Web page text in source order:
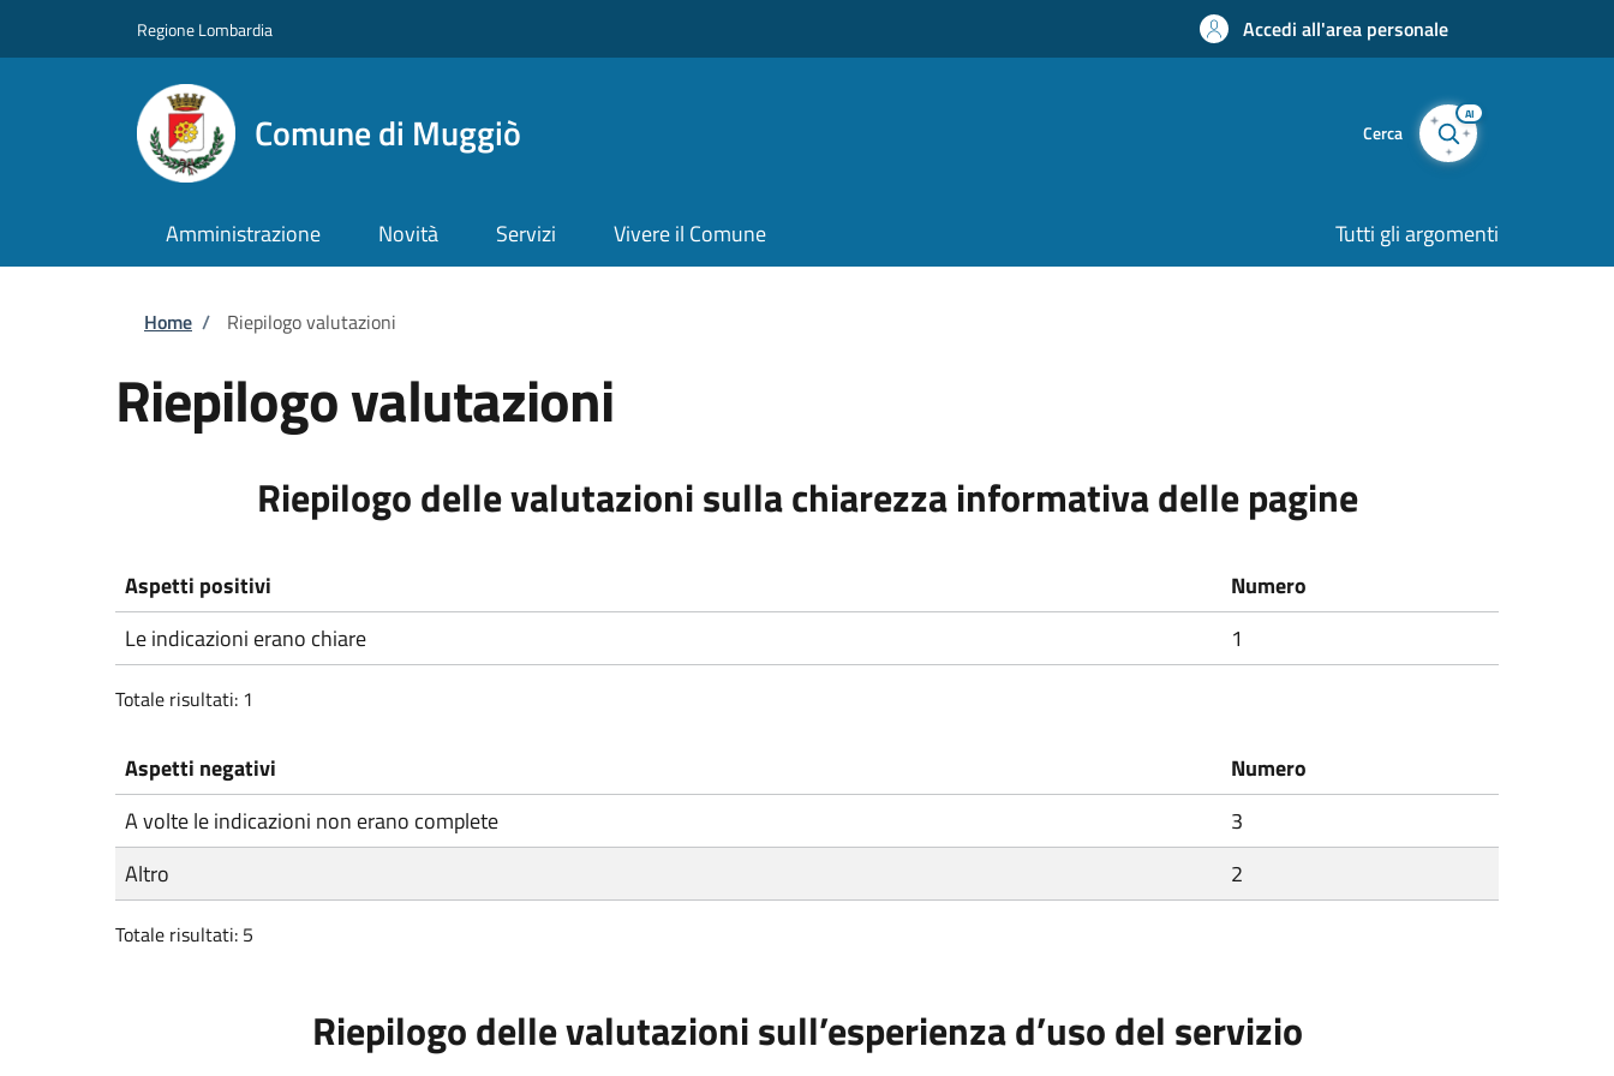
Regione Lombardia Accedi all'area personale
Comune di Muggiò Cerca
AI
Amministrazione Novità Servizi Vivere il Comune Tutti gli argomenti
Briciole di pane
Home / Riepilogo valutazioni
Riepilogo valutazioni
Riepilogo delle valutazioni sulla chiarezza informativa delle pagine
Aspetti positivi
Numero
Le indicazioni erano chiare
1
Totale risultati: 1
Aspetti negativi
Numero
A volte le indicazioni non erano complete
3
Altro
2
Totale risultati: 5
Riepilogo delle valutazioni sull’esperienza d’uso del servizio